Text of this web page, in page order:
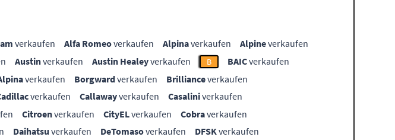
verkaufen Alfa Romeoverkaufen Alpinaverkaufen Alpineverkaufen
Austinverkaufen Austin Healeyverkaufen B BAICverkaufen
verkaufen Borgwardverkaufen Brillianceverkaufen
verkaufen Callawayverkaufen Casaliniverkaufen
Citroenverkaufen CityELverkaufen Cobraverkaufen
Daihatsu verkaufen DeTomasoverkaufen DFSKverkaufen